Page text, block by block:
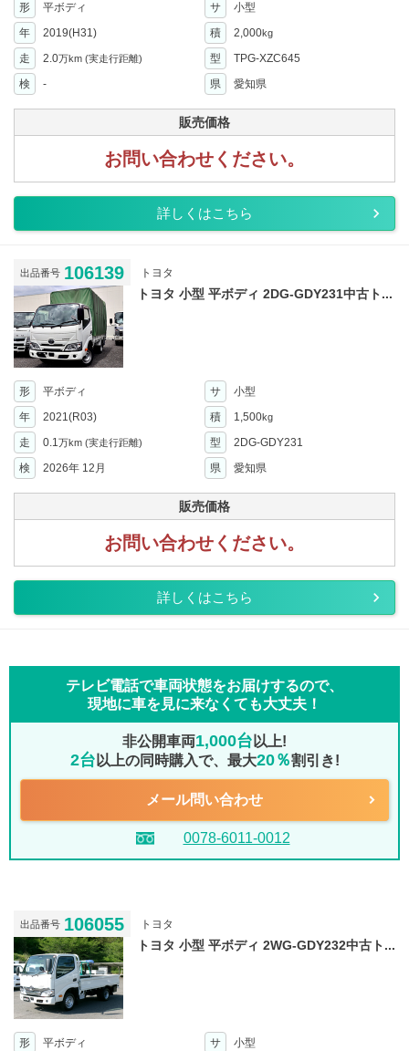
形 平ボディ サ
小型
年
2019(H31) 積 2,000kg
走 2.0万km (実走行距離) 型
TPG-XZC645
検
- 県 愛知県
販売価格
お問い合わせください。
詳しくはこちら
出品番号 106139 トヨタ
トヨタ 小型 平ボディ 2DG-GDY231中古ト...
形 平ボディ サ
小型
年
2021(R03) 積 1,500kg
走 0.1万km (実走行距離) 型
2DG-GDY231
検
2026年 12月 県 愛知県
販売価格
お問い合わせください。
詳しくはこちら
テレビ電話で車両状態をお届けするので、
現地に車を見に来なくても大丈夫！
非公開車両1,000台 以上!
2台 以上の同時購入で、最大20％割引き!
メール問い合わせ
0078-6011-0012
出品番号 106055 トヨタ
トヨタ 小型 平ボディ 2WG-GDY232中古ト...
形 平ボディ サ
小型